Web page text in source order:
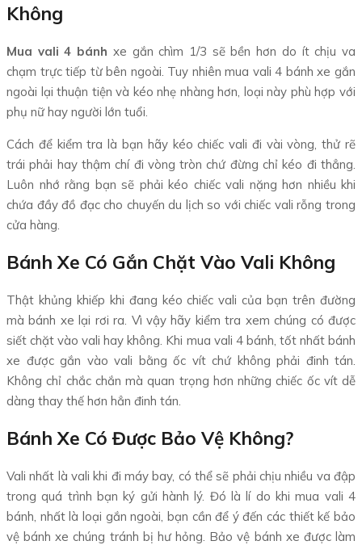
Không
Mua vali 4 bánh xe gắn chìm 1/3 sẽ bền hơn do ít chịu va
chạm trực tiếp từ bên ngoài. Tuy nhiên mua vali 4 bánh xe gắn
ngoài lại thuận tiện và kéo nhẹ nhàng hơn, loại này phù hợp với
phụ nữ hay người lớn tuổi.
Cách để kiểm tra là bạn hãy kéo chiếc vali đi vài vòng, thử rẽ
trái phải hay thậm chí đi vòng tròn chứ đừng chỉ kéo đi thẳng.
Luôn nhớ rằng bạn sẽ phải kéo chiếc vali nặng hơn nhiều khi
chứa đầy đồ đạc cho chuyến du lịch so với chiếc vali rỗng trong
cửa hàng.
Bánh Xe Có Gắn Chặt Vào Vali Không
Thật khủng khiếp khi đang kéo chiếc vali của bạn trên đường
mà bánh xe lại rơi ra. Vì vậy hãy kiểm tra xem chúng có được
siết chặt vào vali hay không. Khi mua vali 4 bánh, tốt nhất bánh
xe được gắn vào vali bằng ốc vít chứ không phải đinh tán.
Không chỉ chắc chắn mà quan trọng hơn những chiếc ốc vít dễ
dàng thay thế hơn hẳn đinh tán.
Bánh Xe Có Được Bảo Vệ Không?
Vali nhất là vali khi đi máy bay, có thể sẽ phải chịu nhiều va đập
trong quá trình bạn ký gửi hành lý. Đó là lí do khi mua vali 4
bánh, nhất là loại gắn ngoài, bạn cần để ý đến các thiết kế bảo
vệ bánh xe chúng tránh bị hư hỏng. Bảo vệ bánh xe được làm